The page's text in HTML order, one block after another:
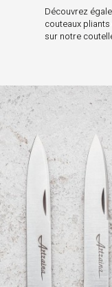
Découvrez
couteaux pliants
sur notre